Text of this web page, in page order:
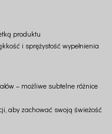
produktu
i sprężystość wypełnienia
– możliwe subtelne różnice
aby zachować swoją świeżość